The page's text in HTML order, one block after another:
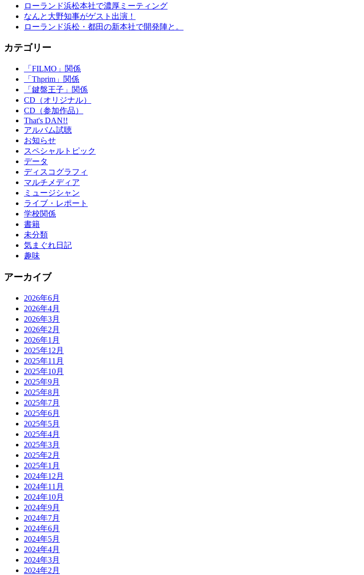
ローランド浜松本社で濃厚ミーティング
なんと大野知事がゲスト出演！
ローランド浜松・都田の新本社で開発陣と。
カテゴリー
「FILMO」関係
「Thprim」関係
「鍵盤王子」関係
CD（オリジナル）
CD（参加作品）
That's DAN!!
アルバム試聴
お知らせ
スペシャルトピック
データ
ディスコグラフィ
マルチメディア
ミュージシャン
ライブ・レポート
学校関係
書籍
未分類
気まぐれ日記
趣味
アーカイブ
2026年6月
2026年4月
2026年3月
2026年2月
2026年1月
2025年12月
2025年11月
2025年10月
2025年9月
2025年8月
2025年7月
2025年6月
2025年5月
2025年4月
2025年3月
2025年2月
2025年1月
2024年12月
2024年11月
2024年10月
2024年9月
2024年7月
2024年6月
2024年5月
2024年4月
2024年3月
2024年2月